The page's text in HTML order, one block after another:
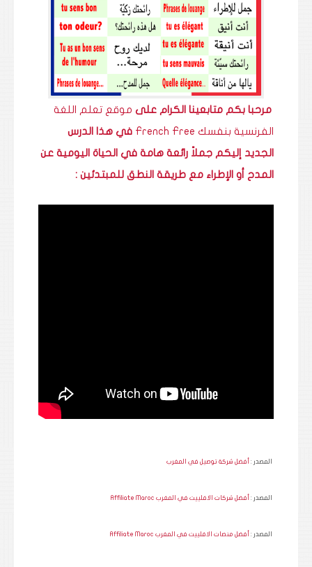
مرحبا بكم متابعينا الكرام على موقع تعلم اللغة
الفرنسية بنفسك French Free في هذا الدرس
الجديد إليكم جملاً رائعة هامة في الحياة اليومية عن
المدح أو الإطراء مع طريقة النطق للمبتدئين :
المصدر : أفضل شركة توصيل في المغرب
المصدر : أفضل شركات الافلييت في المغرب Affiliate Maroc
المصدر : أفضل منصات الافلييت في المغرب Affiliate Maroc